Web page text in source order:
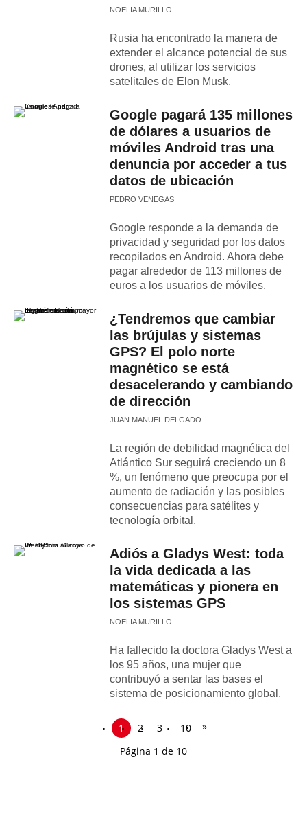
NOELIA MURILLO
Rusia ha encontrado la manera de
extender el alcance potencial de sus
drones, al utilizar los servicios
satelitales de Elon Musk.
Google pagará 135 millones
de dólares a usuarios de
móviles Android tras una
denuncia por acceder a tus
datos de ubicación
PEDRO VENEGAS
Google responde a la demanda de
privacidad y seguridad por los datos
recopilados en Android. Ahora debe
pagar alrededor de 113 millones de
euros a los usuarios de móviles.
¿Tendremos que cambiar
las brújulas y sistemas
GPS? El polo norte
magnético se está
desacelerando y cambiando
de dirección
JUAN MANUEL DELGADO
La región de debilidad magnética del
Atlántico Sur seguirá creciendo un 8
%, un fenómeno que preocupa por el
aumento de radiación y las posibles
consecuencias para satélites y
tecnología orbital.
Adiós a Gladys West: toda
la vida dedicada a las
matemáticas y pionera en
los sistemas GPS
NOELIA MURILLO
Ha fallecido la doctora Gladys West a
los 95 años, una mujer que
contribuyó a sentar las bases el
sistema de posicionamiento global.
1 2 3 10
»
Página 1 de 10